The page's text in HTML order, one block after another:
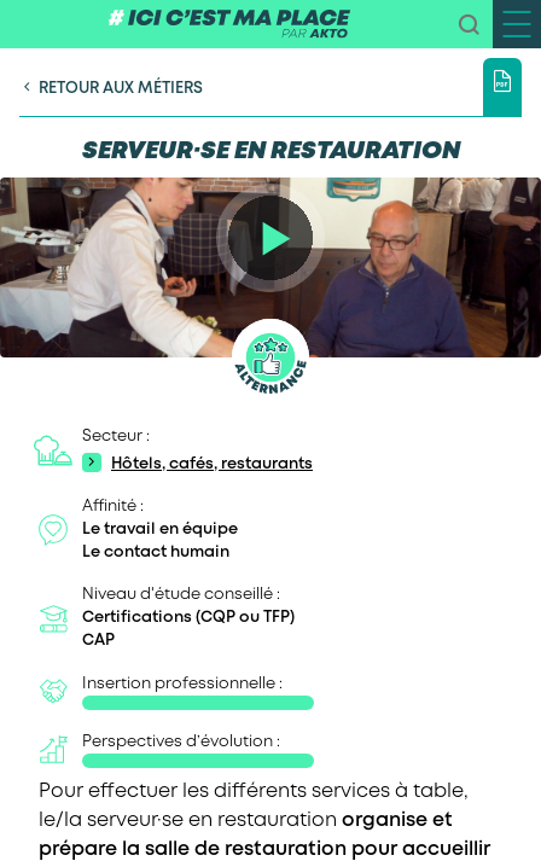
RETOUR AUX MÉTIERS
SERVEUR·SE EN RESTAURATION
Secteur :
Hôtels, cafés, restaurants
Affinité :
Le travail en équipe
Le contact humain
Niveau d'étude conseillé :
Certifications (CQP ou TFP)
CAP
Insertion professionnelle :
Perspectives d’évolution :
Pour effectuer les différents services à table,
le/la serveur·se en restauration organise et
prépare la salle de restauration pour accueillir